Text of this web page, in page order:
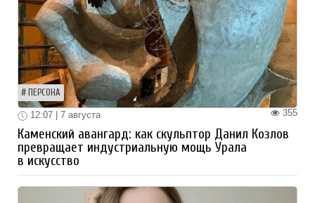
ПЕРСОНА
355
12:07 | 7 августа
Каменский авангард: как скульптор Данил Козлов
превращает индустриальную мощь Урала
в искусство